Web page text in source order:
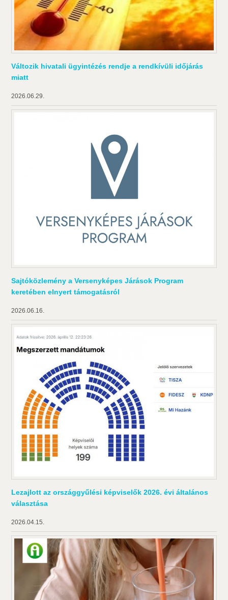
Változik hivatali ügyintézés rendje a rendkívüli időjárás
miatt
2026.06.29.
Sajtóközlemény a Versenyképes Járások Program
keretében elnyert támogatásról
2026.06.16.
Lezajlott az országgyűlési képviselők 2026. évi általános
választása
2026.04.15.